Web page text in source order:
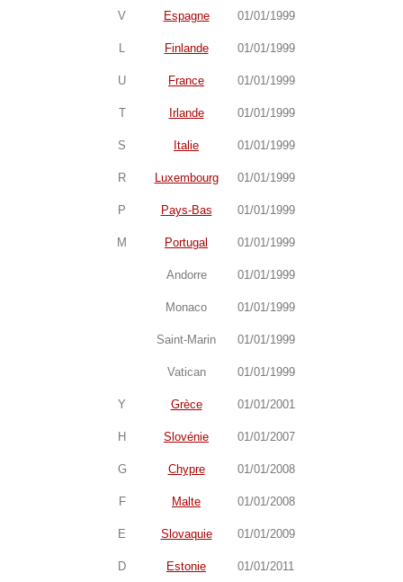
V Espagne 01/01/1999
L Finlande 01/01/1999
U France 01/01/1999
T Irlande 01/01/1999
S Italie 01/01/1999
R Luxembourg 01/01/1999
P Pays-Bas 01/01/1999
M Portugal 01/01/1999
Andorre 01/01/1999
Monaco 01/01/1999
Saint-Marin 01/01/1999
Vatican 01/01/1999
Y Grèce 01/01/2001
H Slovénie 01/01/2007
G Chypre 01/01/2008
F Malte 01/01/2008
E Slovaquie 01/01/2009
D Estonie 01/01/2011